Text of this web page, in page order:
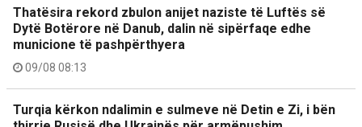
Thatësira rekord zbulon anijet naziste të Luftës së
Dytë Botërore në Danub, dalin në sipërfaqe edhe
municione të pashpërthyera
09/08 08:13
Turqia kërkon ndalimin e sulmeve në Detin e Zi, i bën